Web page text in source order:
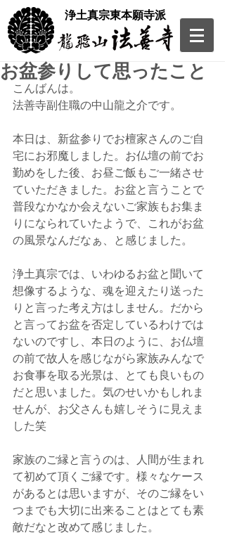
​浄土真宗東本願寺派
お盆参りして思ったこと
こんばんは。
法善寺副住職の中山龍之介です。
本日は、新盆参りでお檀家さんのご自
宅にお邪魔しました。お仏壇の前でお
勤めをした後、お昼ご飯もご一緒させ
ていただきました。お盆と言うことで
普段なかなか会えないご家族もお集ま
りになられていたようで、これがお盆
の風景なんだなぁ、と感じました。
浄土真宗では、いわゆるお盆と聞いて
想像するような、魂を迎えたり送った
りと言った考え方はしません。だから
と言ってお盆を否定しているわけでは
ないのですし、本日のように、お仏壇
の前で故人を感じながら家族みんなで
お食事を取る光景は、とても良いもの
だと思いました。気のせいかもしれま
せんが、お父さんも嬉しそうに見えま
した笑
家族のご縁と言うのは、人間が生まれ
て初めて頂くご縁です。様々なケース
があるとは思いますが、そのご縁をい
つまでも大切に出来ることはとても素
敵だなと改めて感じました。